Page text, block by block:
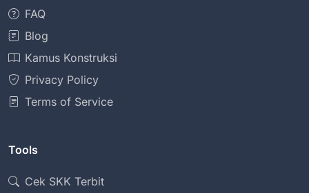
FAQ
Blog
Kamus Konstruksi
Privacy Policy
Terms of Service
Tools
Cek SKK Terbit